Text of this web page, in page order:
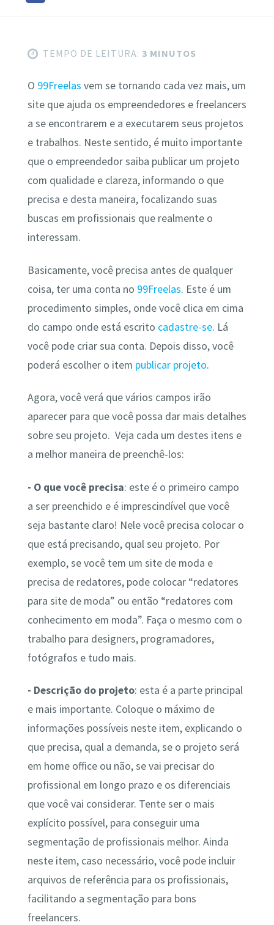
TEMPO DE LEITURA: 3 MINUTOS
O 99Freelas vem se tornando cada vez mais, um
site que ajuda os empreendedores e freelancers
a se encontrarem e a executarem seus projetos
e trabalhos. Neste sentido, é muito importante
que o empreendedor saiba publicar um projeto
com qualidade e clareza, informando o que
precisa e desta maneira, focalizando suas
buscas em profissionais que realmente o
interessam.
Basicamente, você precisa antes de qualquer
coisa, ter uma conta no 99Freelas. Este é um
procedimento simples, onde você clica em cima
do campo onde está escrito cadastre-se. Lá
você pode criar sua conta. Depois disso, você
poderá escolher o item publicar projeto.
Agora, você verá que vários campos irão
aparecer para que você possa dar mais detalhes
sobre seu projeto. Veja cada um destes itens e
a melhor maneira de preenchê-los:
- O que você precisa: este é o primeiro campo
a ser preenchido e é imprescindível que você
seja bastante claro! Nele você precisa colocar o
que está precisando, qual seu projeto. Por
exemplo, se você tem um site de moda e
precisa de redatores, pode colocar “redatores
para site de moda” ou então “redatores com
conhecimento em moda”. Faça o mesmo com o
trabalho para designers, programadores,
fotógrafos e tudo mais.
- Descrição do projeto: esta é a parte principal
e mais importante. Coloque o máximo de
informações possíveis neste item, explicando o
que precisa, qual a demanda, se o projeto será
em home office ou não, se vai precisar do
profissional em longo prazo e os diferenciais
que você vai considerar. Tente ser o mais
explícito possível, para conseguir uma
segmentação de profissionais melhor. Ainda
neste item, caso necessário, você pode incluir
arquivos de referência para os profissionais,
facilitando a segmentação para bons
freelancers.